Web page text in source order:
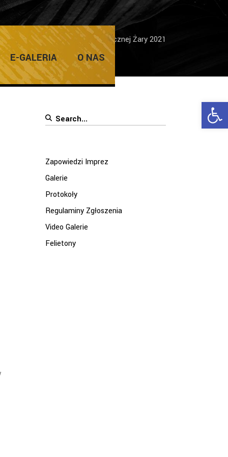
E-GALERIA O NAS
Wojewódzkiej Wystawy Fotograficznej Żary 2021
Search
Zapowiedzi Imprez
Galerie
Protokoły
Regulaminy Zgłoszenia
Video Galerie
Felietony